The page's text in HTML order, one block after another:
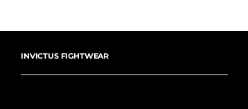
INVICTUS FIGHTWEAR